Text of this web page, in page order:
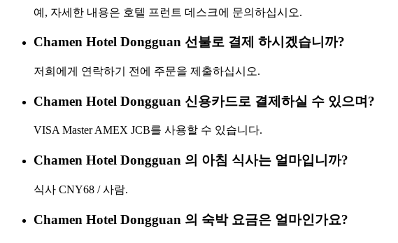
예, 자세한 내용은 호텔 프런트 데스크에 문의하십시오.
Chamen Hotel Dongguan 선불로 결제 하시겠습니까?
저희에게 연락하기 전에 주문을 제출하십시오.
Chamen Hotel Dongguan 신용카드로 결제하실 수 있으며?
VISA Master AMEX JCB를 사용할 수 있습니다.
Chamen Hotel Dongguan 의 아침 식사는 얼마입니까?
식사 CNY68 / 사람.
Chamen Hotel Dongguan 의 숙박 요금은 얼마인가요?